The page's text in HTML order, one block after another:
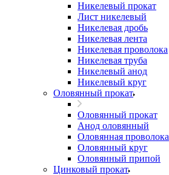
Никелевый прокат
Лист никелевый
Никелевая дробь
Никелевая лента
Никелевая проволока
Никелевая труба
Никелевый анод
Никелевый круг
Оловянный прокат
Оловянный прокат
Анод оловянный
Оловянная проволока
Оловянный круг
Оловянный припой
Цинковый прокат